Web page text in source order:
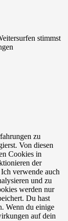
stimmst
zu
Von diesen
Cookies in
der
verwende auch
und zu
werden nur
Du hast
Wenn du einige
auf dein